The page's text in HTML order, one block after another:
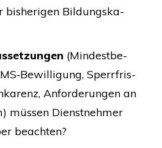
bis­he­ri­gen Bil­dungs­ka­
(Min­dest­be­
‑Bewilligung, Sperr­fris­
Anfor­de­run­gen an
müs­sen Dienst­neh­mer
beachten?